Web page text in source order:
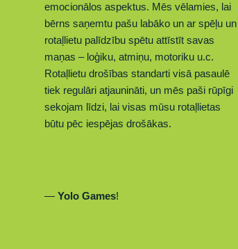
emocionālos aspektus. Mēs vēlamies, lai
bērns saņemtu pašu labāko un ar spēļu un
rotaļlietu palīdzību spētu attīstīt savas
maņas – loģiku, atmiņu, motoriku u.c.
Rotaļlietu drošības standarti visā pasaulē
tiek regulāri atjaunināti, un mēs paši rūpīgi
sekojam līdzi, lai visas mūsu rotaļlietas
būtu pēc iespējas drošākas.
— Yolo Games!